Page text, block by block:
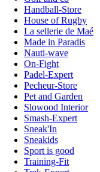
Handball-Store
House of Rugby
La sellerie de Maé
Made in Paradis
Nauti-wave
On-Fight
Padel-Expert
Pecheur-Store
Pet and Garden
Slowood Interior
Smash-Expert
Sneak'In
Sneakids
Sport is good
Training-Fit